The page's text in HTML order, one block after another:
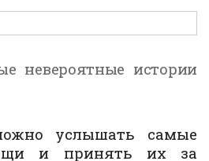
невероятные истории
услышать самые
и принять их за